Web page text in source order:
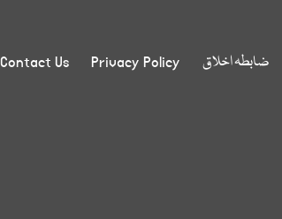
ضابطہ اخلاق Privacy Policy
Contact Us